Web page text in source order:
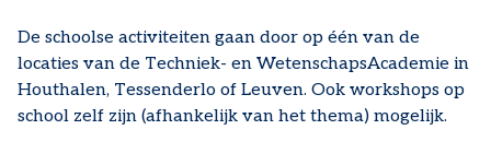
De schoolse activiteiten gaan door op één van de
locaties van de Techniek- en WetenschapsAcademie in
Houthalen, Tessenderlo of Leuven. Ook workshops op
school zelf zijn (afhankelijk van het thema) mogelijk.